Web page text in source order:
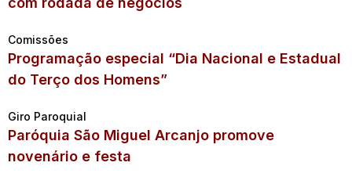
Comissões
Programação especial “Dia Nacional e Estadual
do Terço dos Homens”
Giro Paroquial
Paróquia São Miguel Arcanjo promove
novenário e festa